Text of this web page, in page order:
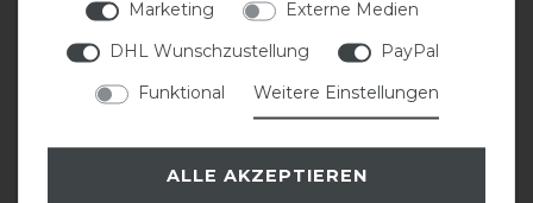
Knotenhalfter Kombi
Zügel
Marketing
Externe Medien
DHL Wunschzustellung
PayPal
Funktional
Weitere Einstellungen
ALLE AKZEPTIEREN